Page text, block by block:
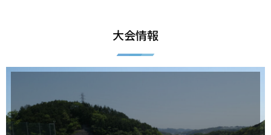
大会情報